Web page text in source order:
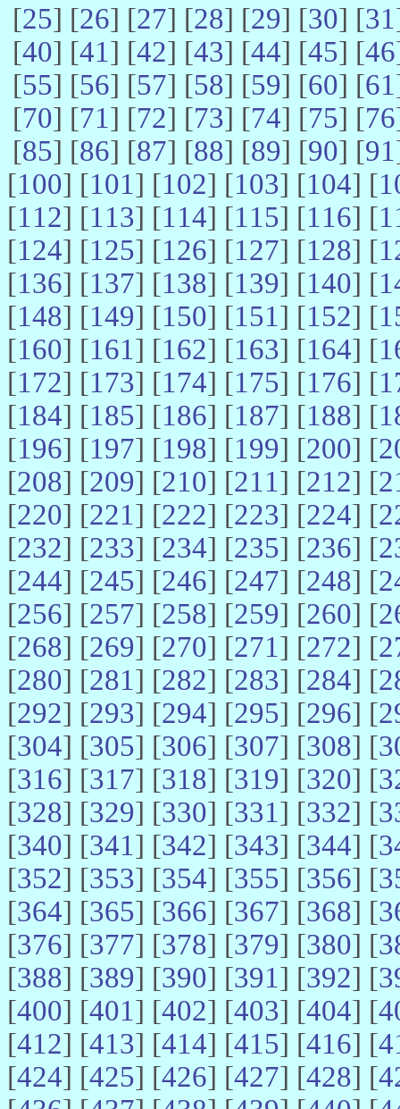
[25] [26] [27] [28] [29] [30] [31
[40] [41] [42] [43] [44] [45] [46
[55] [56] [57] [58] [59] [60] [61
[70] [71] [72] [73] [74] [75] [76
[85] [86] [87] [88] [89] [90] [91
[100] [101] [102] [103] [104] [
[112] [113] [114] [115] [116] [
[124] [125] [126] [127] [128] [
[136] [137] [138] [139] [140] [
[148] [149] [150] [151] [152] [
[160] [161] [162] [163] [164] [
[172] [173] [174] [175] [176] [
[184] [185] [186] [187] [188] [
[196] [197] [198] [199] [200] [
[208] [209] [210] [211] [212] [
[220] [221] [222] [223] [224] [
[232] [233] [234] [235] [236] [
[244] [245] [246] [247] [248] [
[256] [257] [258] [259] [260] [
[268] [269] [270] [271] [272] [
[280] [281] [282] [283] [284] [
[292] [293] [294] [295] [296] [
[304] [305] [306] [307] [308] [
[316] [317] [318] [319] [320] [
[328] [329] [330] [331] [332] [
[340] [341] [342] [343] [344] [
[352] [353] [354] [355] [356] [
[364] [365] [366] [367] [368] [
[376] [377] [378] [379] [380] [
[388] [389] [390] [391] [392] [
[400] [401] [402] [403] [404] [
[412] [413] [414] [415] [416] [
[424] [425] [426] [427] [428] [